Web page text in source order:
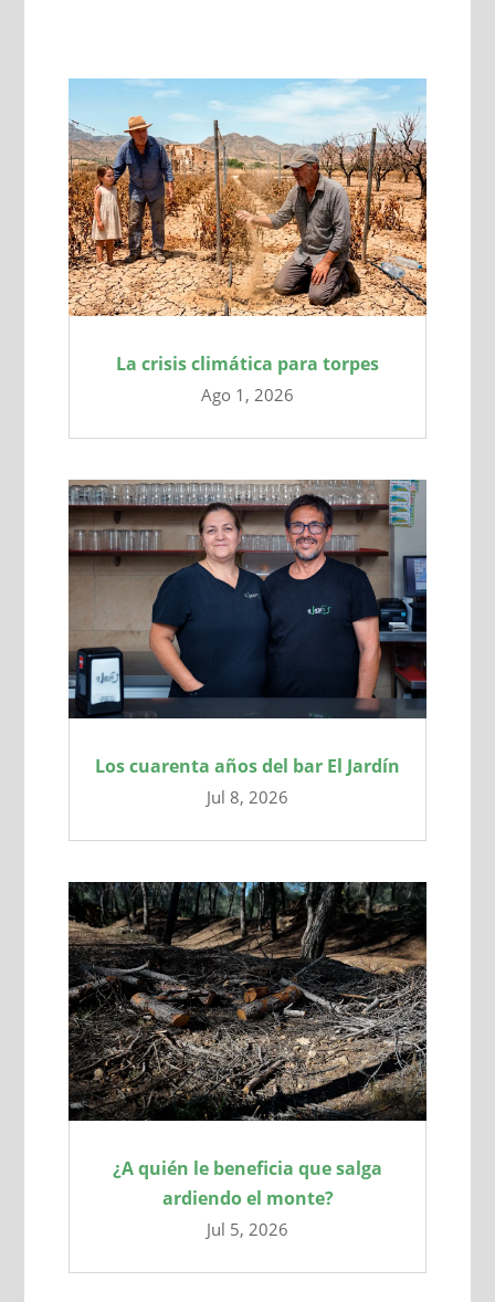
La crisis climática para torpes
Ago 1, 2026
Los cuarenta años del bar El Jardín
Jul 8, 2026
¿A quién le beneficia que salga
ardiendo el monte?
Jul 5, 2026